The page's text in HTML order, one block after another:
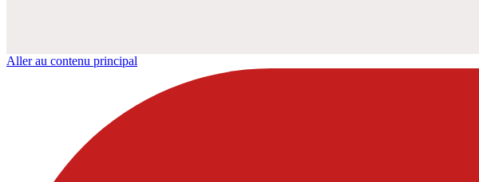
Aller au contenu principal